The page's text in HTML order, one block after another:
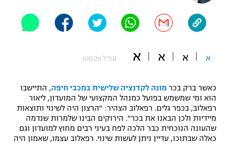
משתתפים וזוכים בפרסים
תקנון משתתפים וזוכים בפרסים
תקנון עבור פעילות אלקטרה
תקנון עבור פעילות ספורט 1 – "מרלן"
גיימינג E-Sports
תנאי שימוש
ספורט מוטורי
כדורמים
בייסבול MLB
ספורט אתגרי ואקסטרים
א א א א (גודל טקסט)
כאשר ברק בכר מונה לקדנציה שלישית במכבי חיפה, התיישבו
הוא ומי שמשמש בפועל כמנהל המקצועי של המועדון, ליאור
רפאלוב, בכפר גלים. רפאלוב הצהיר: "הרצון היה לשינוי ותוצאות
מיידיות ולכן הבאנו את בכר". הירוקים הבינו שלמרות שנדמה
שהעונה הנוכחית כבר הלכה לפח בעיני רבים מחוץ למועדון וגם
כאלה שבתוכו, עדיין ניתן לעשות שינוי. רפאלוב עצמו, שאמון היה